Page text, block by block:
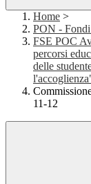
Home >
PON -
FSE POC
percorsi
delle
11-12